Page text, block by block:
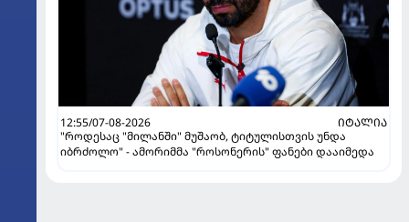
12:55/07-08-2026
ᲘᲢᲐᲚᲘᲐ
"როდესაც "მილანში" მუშაობ, ტიტულისთვის უნდა
იბრძოლო" - ამორიმმა "როსონერის" ფანები დააიმედა